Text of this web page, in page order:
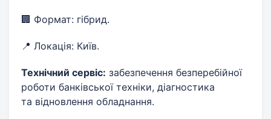
🏢 Формат: гібрид.
📍 Локація: Київ.
Технічний сервіс: забезпечення безперебійної
роботи банківської техніки, діагностика
та відновлення обладнання.